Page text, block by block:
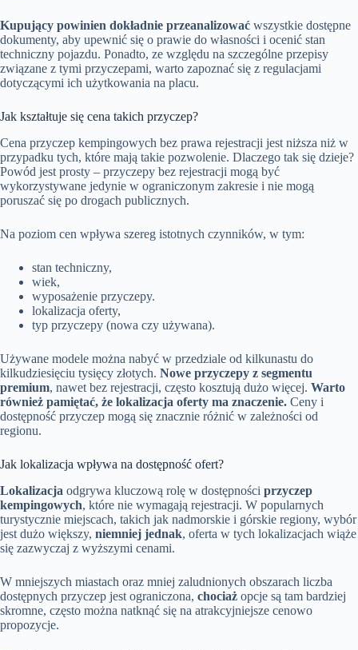
Kupujący powinien dokładnie przeanalizować wszystkie dostępne
dokumenty, aby upewnić się o prawie do własności i ocenić stan
techniczny pojazdu. Ponadto, ze względu na szczególne przepisy
związane z tymi przyczepami, warto zapoznać się z regulacjami
dotyczącymi ich użytkowania na placu.
Jak kształtuje się cena takich przyczep?
Cena przyczep kempingowych bez prawa rejestracji jest niższa niż w
przypadku tych, które mają takie pozwolenie. Dlaczego tak się dzieje?
Powód jest prosty – przyczepy bez rejestracji mogą być
wykorzystywane jedynie w ograniczonym zakresie i nie mogą
poruszać się po drogach publicznych.
Na poziom cen wpływa szereg istotnych czynników, w tym:
stan techniczny,
wiek,
wyposażenie przyczepy.
lokalizacja oferty,
typ przyczepy (nowa czy używana).
Używane modele można nabyć w przedziale od kilkunastu do
kilkudziesięciu tysięcy złotych. Nowe przyczepy z segmentu
premium, nawet bez rejestracji, często kosztują dużo więcej. Warto
również pamiętać, że lokalizacja oferty ma znaczenie. Ceny i
dostępność przyczep mogą się znacznie różnić w zależności od
regionu.
Jak lokalizacja wpływa na dostępność ofert?
Lokalizacja odgrywa kluczową rolę w dostępności przyczep
kempingowych, które nie wymagają rejestracji. W popularnych
turystycznie miejscach, takich jak nadmorskie i górskie regiony, wybór
jest dużo większy, niemniej jednak, oferta w tych lokalizacjach wiąże
się zazwyczaj z wyższymi cenami.
W mniejszych miastach oraz mniej zaludnionych obszarach liczba
dostępnych przyczep jest ograniczona, chociaż opcje są tam bardziej
skromne, często można natknąć się na atrakcyjniejsze cenowo
propozycje.